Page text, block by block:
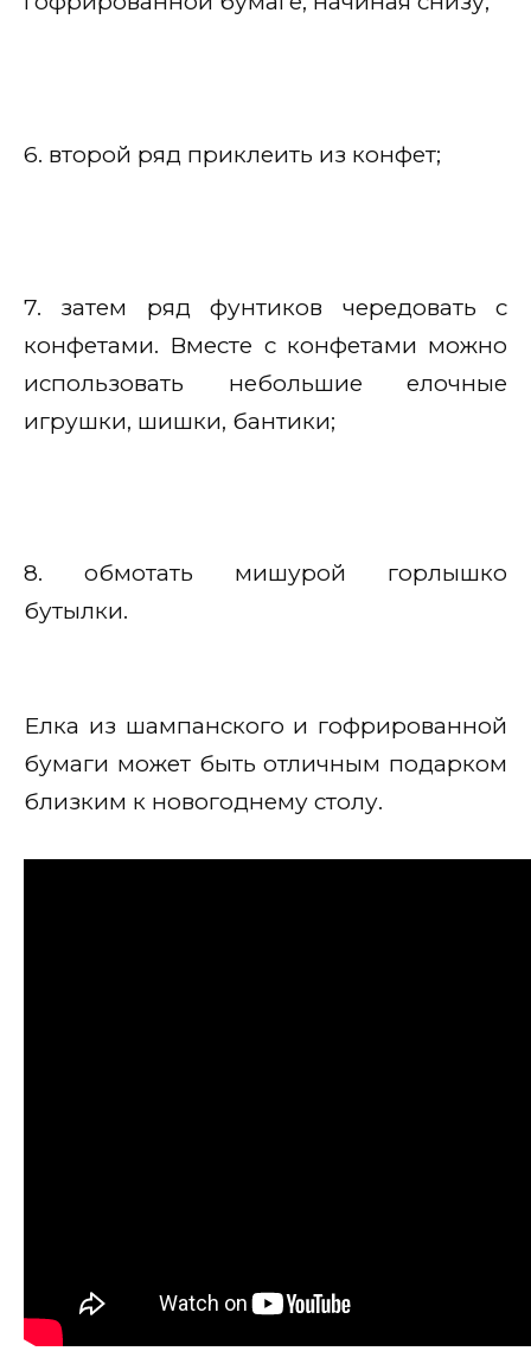
6. второй ряд приклеить из конфет;
7. затем ряд фунтиков чередовать с
конфетами. Вместе с конфетами можно
использовать небольшие елочные
игрушки, шишки, бантики;
8. обмотать мишурой горлышко
бутылки.
Елка из шампанского и гофрированной
бумаги может быть отличным подарком
близким к новогоднему столу.